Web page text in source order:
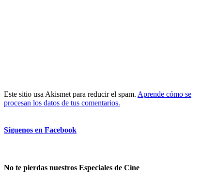
Este sitio usa Akismet para reducir el spam. Aprende cómo se
procesan los datos de tus comentarios.
Síguenos en Facebook
No te pierdas nuestros Especiales de Cine